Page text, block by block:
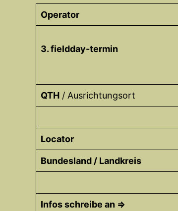
Operator
3. fieldday-termin
QTH / Ausrichtungsort
Locator
Bundesland / Landkreis
Infos schreibe an =>